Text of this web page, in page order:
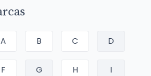
A B C D
F G H I